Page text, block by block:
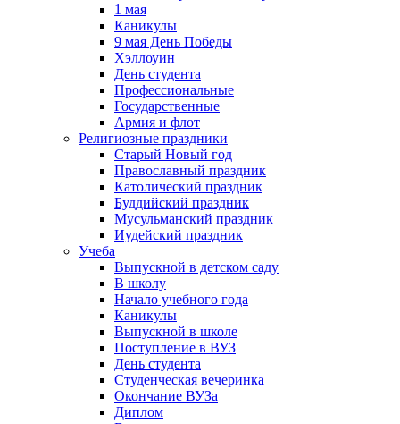
1 мая
Каникулы
9 мая День Победы
Хэллоуин
День студента
Профессиональные
Государственные
Армия и флот
Религиозные праздники
Старый Новый год
Православный праздник
Католический праздник
Буддийский праздник
Мусульманский праздник
Иудейский праздник
Учеба
Выпускной в детском саду
В школу
Начало учебного года
Каникулы
Выпускной в школе
Поступление в ВУЗ
День студента
Студенческая вечеринка
Окончание ВУЗа
Диплом